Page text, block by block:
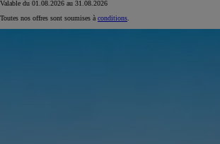
Valable du 01.08.2026 au 31.08.2026
Toutes nos offres sont soumises à conditions.